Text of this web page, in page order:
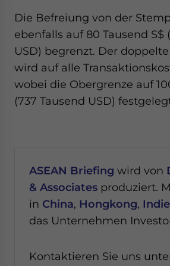
Die Befreiung von der
ebenfalls auf 80 Tausend S$
USD) begrenzt. Der
wird auf alle
wobei die Obergrenze auf
(737 Tausend USD)
ASEAN Briefing wird von
& Associates produziert.
in China, Hongkong,
das Unternehmen
Kontaktieren Sie uns